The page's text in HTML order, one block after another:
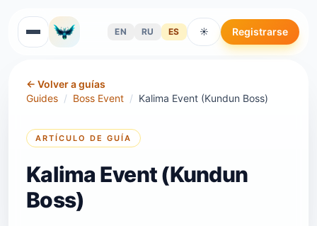
EN RU ES ☀ Registrarse
← Volver a guías
Guides / Boss Event / Kalima Event (Kundun Boss)
ARTÍCULO DE GUÍA
Kalima Event (Kundun
Boss)